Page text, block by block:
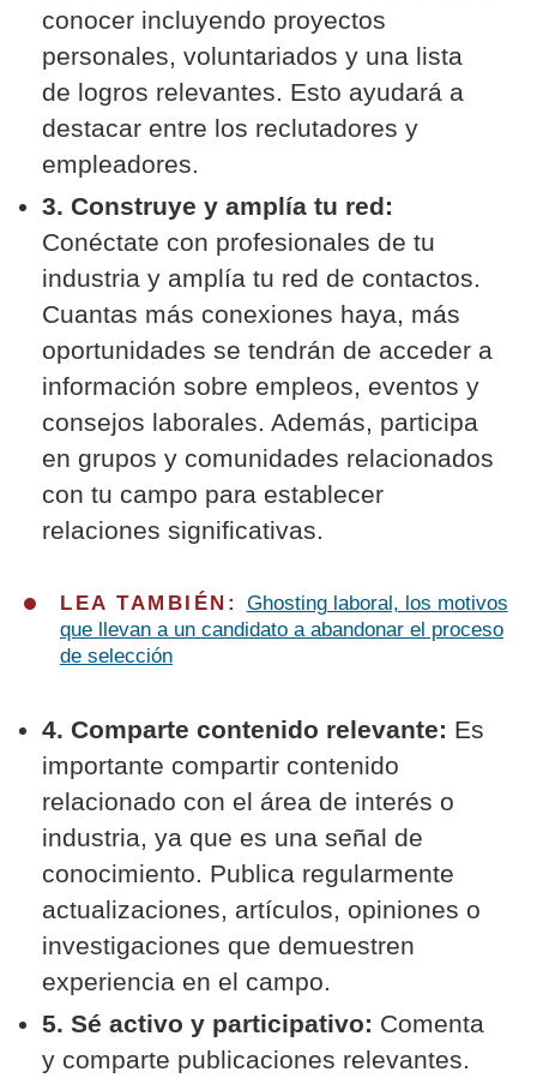
conocer incluyendo proyectos
personales, voluntariados y una lista
de logros relevantes. Esto ayudará a
destacar entre los reclutadores y
empleadores.
3. Construye y amplía tu red:
Conéctate con profesionales de tu
industria y amplía tu red de contactos.
Cuantas más conexiones haya, más
oportunidades se tendrán de acceder a
información sobre empleos, eventos y
consejos laborales. Además, participa
en grupos y comunidades relacionados
con tu campo para establecer
relaciones significativas.
LEA TAMBIÉN: Ghosting laboral, los motivos
que llevan a un candidato a abandonar el proceso
de selección
4. Comparte contenido relevante: Es
importante compartir contenido
relacionado con el área de interés o
industria, ya que es una señal de
conocimiento. Publica regularmente
actualizaciones, artículos, opiniones o
investigaciones que demuestren
experiencia en el campo.
5. Sé activo y participativo: Comenta
y comparte publicaciones relevantes.